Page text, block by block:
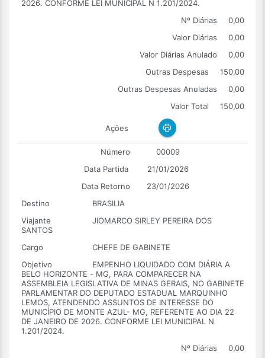
2026. CONFORME LEI MUNICIPAL N 1.201/2024.
Nº Diárias
0,00
Valor Diárias
0,00
Valor Diárias Anulado
0,00
Outras Despesas
150,00
Outras Despesas Anuladas
0,00
Valor Total
150,00
Ações
Número
00009
Data Partida
21/01/2026
Data Retorno
23/01/2026
Destino
BRASILIA
Viajante
JIOMARCO SIRLEY PEREIRA DOS
SANTOS
Cargo
CHEFE DE GABINETE
Objetivo
EMPENHO LIQUIDADO COM DIÁRIA A
BELO HORIZONTE - MG, PARA COMPARECER NA
ASSEMBLEIA LEGISLATIVA DE MINAS GERAIS, NO GABINETE
PARLAMENTAR DO DEPUTADO ESTADUAL MARQUINHO
LEMOS, ATENDENDO ASSUNTOS DE INTERESSE DO
MUNICÍPIO DE MONTE AZUL- MG, REFERENTE AO DIA 22
DE JANEIRO DE 2026. CONFORME LEI MUNICIPAL N
1.201/2024.
Nº Diárias
0,00